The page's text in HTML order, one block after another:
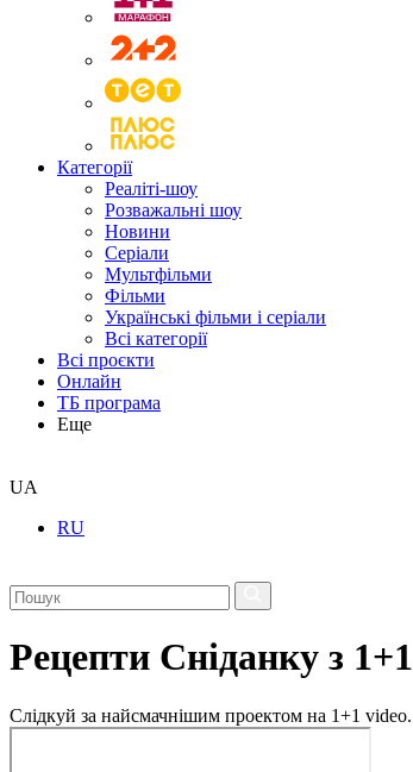
Категорії
Реаліті-шоу
Розважальні шоу
Новини
Серіали
Мультфільми
Фільми
Українські фільми і серіали
Всі категорії
Всі проєкти
Онлайн
ТБ програма
Еще
UA
RU
Рецепти Сніданку з 1+1
Слідкуй за найсмачнішим проектом на 1+1 video.